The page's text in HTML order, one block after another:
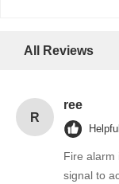
All Reviews
R
ree
Fire alarm
signal to